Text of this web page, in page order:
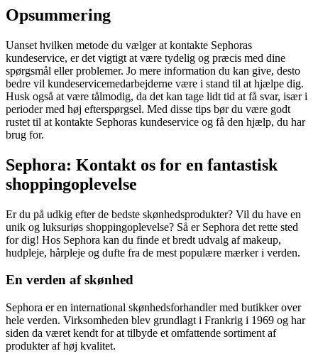
Opsummering
Uanset hvilken metode du vælger at kontakte Sephoras
kundeservice, er det vigtigt at være tydelig og præcis med dine
spørgsmål eller problemer. Jo mere information du kan give, desto
bedre vil kundeservicemedarbejderne være i stand til at hjælpe dig.
Husk også at være tålmodig, da det kan tage lidt tid at få svar, især i
perioder med høj efterspørgsel. Med disse tips bør du være godt
rustet til at kontakte Sephoras kundeservice og få den hjælp, du har
brug for.
Sephora: Kontakt os for en fantastisk
shoppingoplevelse
Er du på udkig efter de bedste skønhedsprodukter? Vil du have en
unik og luksuriøs shoppingoplevelse? Så er Sephora det rette sted
for dig! Hos Sephora kan du finde et bredt udvalg af makeup,
hudpleje, hårpleje og dufte fra de mest populære mærker i verden.
En verden af skønhed
Sephora er en international skønhedsforhandler med butikker over
hele verden. Virksomheden blev grundlagt i Frankrig i 1969 og har
siden da været kendt for at tilbyde et omfattende sortiment af
produkter af høj kvalitet.